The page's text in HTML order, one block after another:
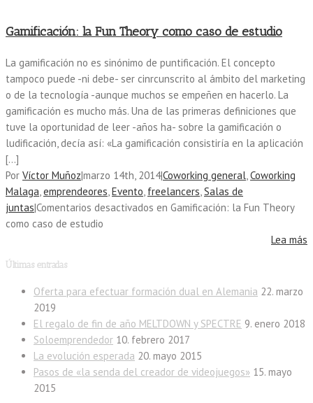
Gamificación: la Fun Theory como caso de estudio
La gamificación no es sinónimo de puntificación. El concepto
tampoco puede -ni debe- ser cinrcunscrito al ámbito del marketing
o de la tecnología -aunque muchos se empeñen en hacerlo. La
gamificación es mucho más. Una de las primeras definiciones que
tuve la oportunidad de leer -años ha- sobre la gamificación o
ludificación, decía así: «La gamificación consistiría en la aplicación
[…]
Por Víctor Muñoz|marzo 14th, 2014|Coworking general Coworking
Malaga emprendeores Evento freelancers Salas de
juntas|Comentarios desactivados en Gamificación: la Fun Theory
como caso de estudio
Lea más
Últimas entradas
Oferta para efectuar formación dual en Alemania 22. marzo
2019
El regalo de fin de año MELTDOWN y SPECTRE 9. enero 2018
Soloemprendedor 10. febrero 2017
La evolución esperada 20. mayo 2015
Pasos de «la senda del creador de videojuegos» 15. mayo
2015